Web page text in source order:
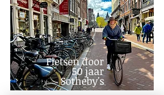
Fietsen door
50 jaar
Sotheby's